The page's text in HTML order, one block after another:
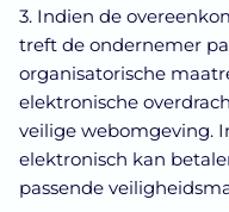
3. Indien de
treft de ondernemer
organisatorische
elektronische
veilige webomgeving.
elektronisch kan
passende